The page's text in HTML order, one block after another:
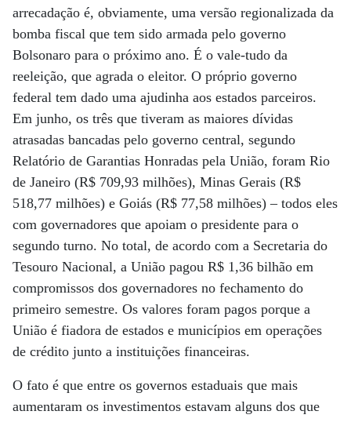
arrecadação é, obviamente, uma versão regionalizada da
bomba fiscal que tem sido armada pelo governo
Bolsonaro para o próximo ano. É o vale-tudo da
reeleição, que agrada o eleitor. O próprio governo
federal tem dado uma ajudinha aos estados parceiros.
Em junho, os três que tiveram as maiores dívidas
atrasadas bancadas pelo governo central, segundo
Relatório de Garantias Honradas pela União, foram Rio
de Janeiro (R$ 709,93 milhões), Minas Gerais (R$
518,77 milhões) e Goiás (R$ 77,58 milhões) – todos eles
com governadores que apoiam o presidente para o
segundo turno. No total, de acordo com a Secretaria do
Tesouro Nacional, a União pagou R$ 1,36 bilhão em
compromissos dos governadores no fechamento do
primeiro semestre. Os valores foram pagos porque a
União é fiadora de estados e municípios em operações
de crédito junto a instituições financeiras.
O fato é que entre os governos estaduais que mais
aumentaram os investimentos estavam alguns dos que